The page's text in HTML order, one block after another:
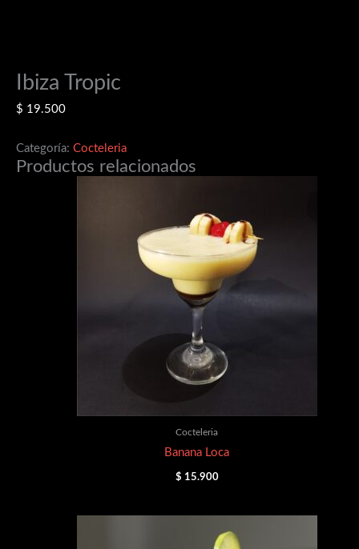
Ibiza Tropic
$ 19.500
Categoría: Cocteleria
Productos relacionados
Cocteleria
Banana Loca
$ 15.900